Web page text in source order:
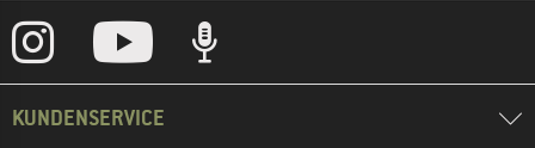
KUNDENSERVICE